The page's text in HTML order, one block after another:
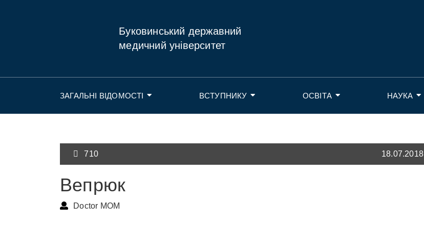
Буковинський державний
медичний університет
ЗАГАЛЬНІ ВІДОМОСТІ ВСТУПНИКУ ОСВІТА НАУКА
710 18.07.2018
Вепрюк
Doctor MOM